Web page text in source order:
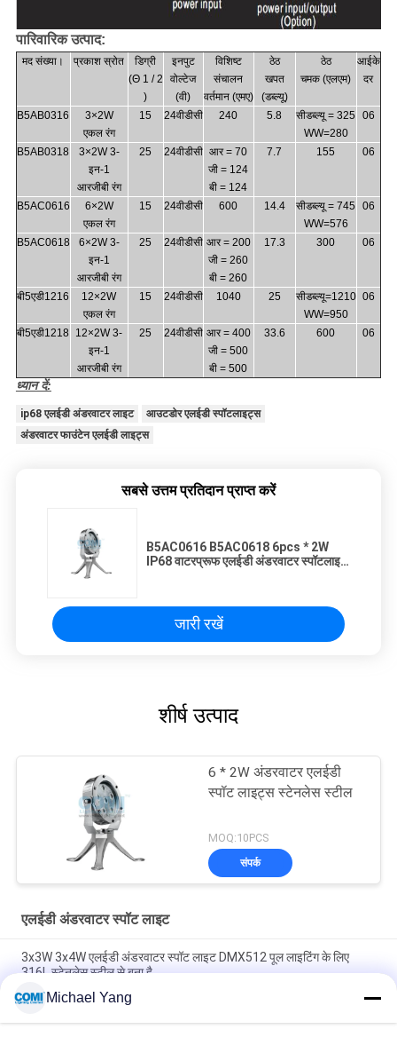
पारिवारिक उत्पाद:
मद संख्या। प्रकाश स्रोत
डिग्री
(Θ 1 / 2
)
इनपुट
वोल्टेज
(वी)
विशिष्ट
संचालन
वर्तमान (एमए)
ठेठ
खपत
(डब्ल्यू)
ठेठ
चमक (एलएम)
आईके
दर
B5AB0316
3×2W
एकल रंग
15 24वीडीसी 240 5.8
सीडब्ल्यू = 325
WW=280
06
B5AB0318
3×2W 3-
इन-1
आरजीबी रंग
25 24वीडीसी आर = 70
जी = 124
बी = 124
7.7 155 06
B5AC0616
6×2W
एकल रंग
15 24वीडीसी 600 14.4
सीडब्ल्यू = 745
WW=576
06
B5AC0618
6×2W 3-
इन-1
आरजीबी रंग
25 24वीडीसी आर = 200
जी = 260
बी = 260
17.3 300 06
बी5एडी1216
12×2W
एकल रंग
15 24वीडीसी 1040 25
सीडब्ल्यू=1210
WW=950
06
बी5एडी1218 12×2W 3-
इन-1
आरजीबी रंग
25 24वीडीसी आर = 400
जी = 500
बी = 500
33.6 600 06
ध्यान दें:
ip68 एलईडी अंडरवाटर लाइट
आउटडोर एलईडी स्पॉटलाइट्स
अंडरवाटर फाउंटेन एलईडी लाइट्स
सबसे उत्तम प्रतिदान प्राप्त करें
B5AC0616 B5AC0618 6pcs * 2W
IP68 वाटरप्रूफ एलईडी अंडरवाटर स्पॉटलाइट
जारी रखें
शीर्ष उत्पाद
6 * 2W अंडरवाटर एलईडी
स्पॉट लाइट्स स्टेनलेस स्टील
MOQ:10PCS
संपर्क
एलईडी अंडरवाटर स्पॉट लाइट
3x3W 3x4W एलईडी अंडरवाटर स्पॉट लाइट DMX512 पूल लाइटिंग के लिए
316L स्टेनलेस स्टील से बना है
SS316 एलईडी अंडरवाटर स्पॉट लाइट 6x3W 1x20W COB LED सिंगल RGB
RGBW में;
Michael Yang